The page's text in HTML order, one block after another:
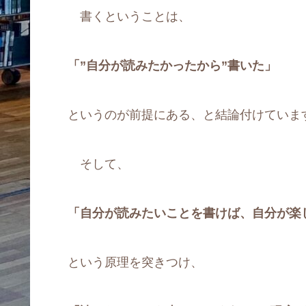
書くということは、
「”自分が読みたかったから”書いた」
というのが前提にある、と結論付けていま
そして、
「自分が読みたいことを書けば、自分が楽
という原理を突きつけ、